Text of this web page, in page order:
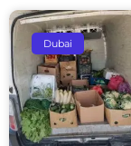
Dubai